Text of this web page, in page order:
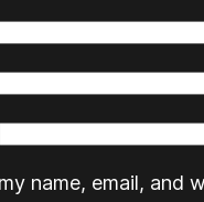
name, email, and